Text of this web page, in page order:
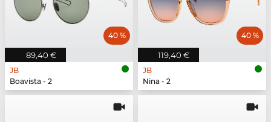
89,40 €
40 %
JB
Boavista - 2
119,40 €
40 %
JB
Nina - 2